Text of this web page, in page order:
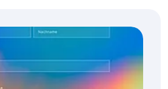
die den Vorgang viel
machen.